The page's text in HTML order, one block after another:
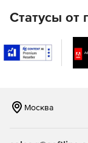
Directory.
Мгновенная
объектов).
Статусы от
Москва